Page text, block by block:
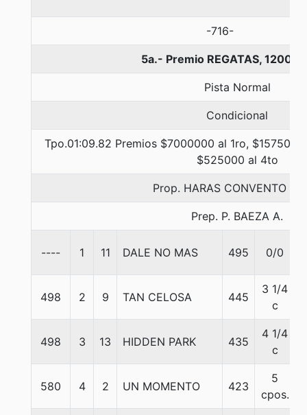
-716-
5a.- Premio REGATAS, 1200
Pista Normal
Condicional
Tpo.01:09.82 Premios $7000000 al 1ro,
$525000 al 4to
Prop. HARAS CONVENTO
Prep. P. BAEZA A.
---- 1 11 DALE NO MAS 495 0/0
498 2 9 TAN CELOSA 445
3 1/4
c
498 3 13 HIDDEN PARK 435
4 1/4
c
580 4 2 UN MOMENTO 423
5
cpos.